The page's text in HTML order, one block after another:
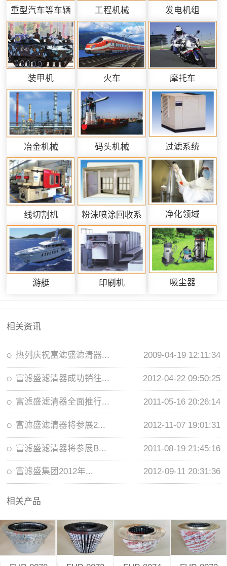
重型汽车等车辆 工程机械 发电机组
装甲机 火车 摩托车
冶金机械 码头机械 过滤系统
线切割机
粉沫喷涂回收系
统
净化领域
游艇 印刷机 吸尘器
相关资讯
热列庆祝富滤盛滤清器... 2009-04-19 12:11:34
富滤盛滤清器成功销往... 2012-04-22 09:50:25
富滤盛滤清器全面推行... 2011-05-16 20:26:14
富滤盛滤清器将参展2... 2012-11-07 19:01:31
富滤盛滤清器将参展B... 2011-08-19 21:45:16
富滤盛集团2012年... 2012-09-11 20:31:36
相关产品